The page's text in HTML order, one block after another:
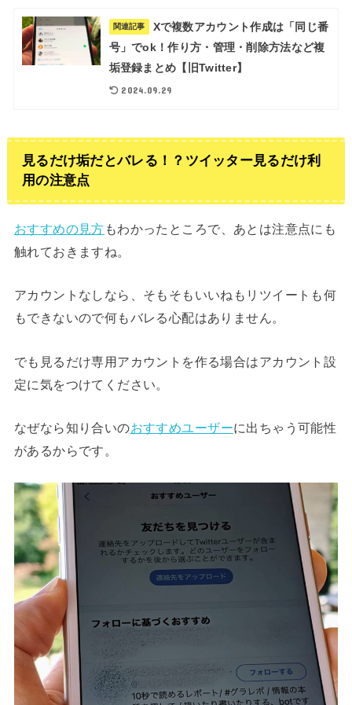
関連記事
Xで複数アカウント作成は「同じ番
号」でok！作り方・管理・削除方法など複
垢登録まとめ【旧Twitter】
2024.09.29
見るだけ垢だとバレる！？ツイッター見るだけ利
用の注意点
おすすめの見方 もわかったところで、あとは注意点にも
触れておきますね。
アカウントなしなら、そもそもいいねもリツイートも何
もできないので何もバレる心配はありません。
でも見るだけ専用アカウントを作る場合はアカウント設
定に気をつけてください。
なぜなら知り合いのおすすめユーザーに出ちゃう可能性
があるからです。